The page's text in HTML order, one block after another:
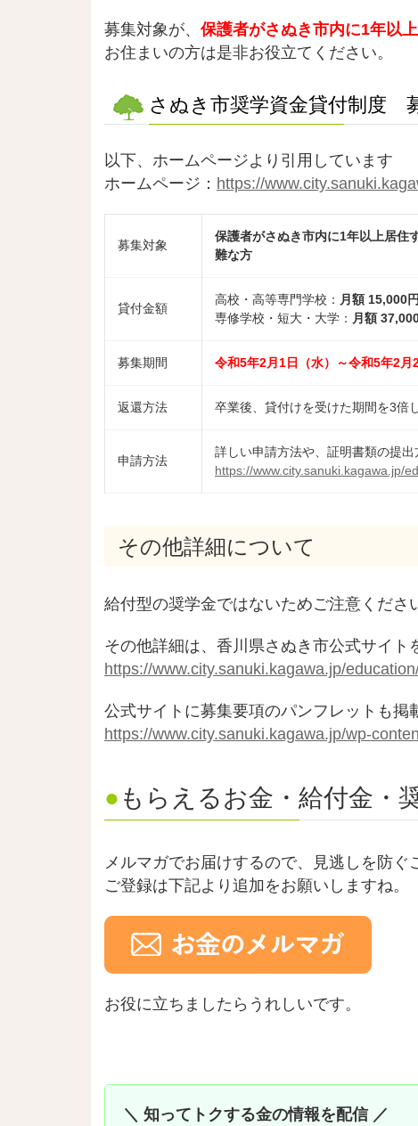
募集対象が、 保護者がさぬき市内に1年以
お住まいの方は是非お役立てください。
さぬき市奨学資金貸付制度
以下、ホームページより引用しています
ホームページ： https://
募集対象
保護者がさぬき市内に1年以上居住
難な方
貸付金額
高校・高等専門学校： 月額 15,000円
専修学校・短大・大学： 月額
募集期間 令和5年2月1日（水）～令和5年2月
返還方法 卒業後、貸付けを受けた期間を3倍
申請方法
詳しい申請方法や、証明書類の提出
https://www.city.sanuki.kagawa.jp/
その他詳細について
給付型の奨学金ではないためご注意くださ
その他詳細は、香川県さぬき市公式サイト
https://www.city.sanuki.kagawa.jp/
公式サイトに募集要項のパンフレットも掲
https://www.city.sanuki.kagawa.jp/wp-
● もらえるお金・給付金・
メルマガでお届けするので、見逃しを防ぐ
ご登録は下記より追加をお願いしますね。
お役に立ちましたらうれしいです。
＼ 知ってトクする金の情報を配信 ／